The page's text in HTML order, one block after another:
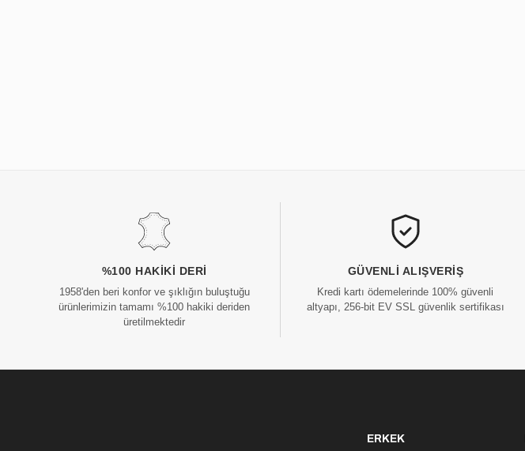
%100 HAKIKI DERI
1958'den beri konfor ve şıklığın buluştuğu
ürünlerimizin tamamı %100 hakiki deriden
üretilmektedir
GÜVENLI ALIŞVERIŞ
Kredi kartı ödemelerinde 100% güvenli
altyapı, 256-bit EV SSL güvenlik sertifikası
ERKEK